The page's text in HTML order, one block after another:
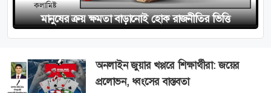
মানুষের ক্রয় ক্ষমতা বাড়ানোই হোক রাজনীতির ভিত্তি
অনলাইন জুয়ার খপ্পরে শিক্ষার্থীরা: জয়ের
প্রলোভন, ধ্বংসের বাস্তবতা